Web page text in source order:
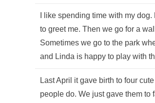
I like spending time with my
to greet me. Then we go for a
Sometimes we go to the park
and Linda is happy to play with
Last April it gave birth to four
people do. We just gave them